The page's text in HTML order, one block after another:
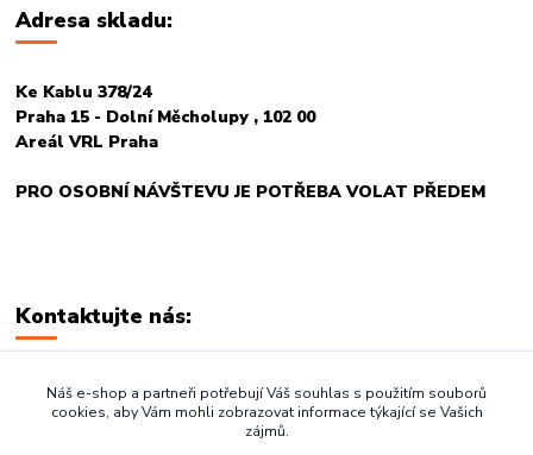
Adresa skladu:
Ke Kablu 378/24
Praha 15 - Dolní Měcholupy , 102 00
Areál VRL Praha
PRO OSOBNÍ NÁVŠTEVU JE POTŘEBA VOLAT PŘEDEM
Kontaktujte nás:
+420 774 678 717
Náš e-shop a partneři potřebují Váš souhlas s použitím souborů
cookies, aby Vám mohli zobrazovat informace týkající se Vašich
zájmů.